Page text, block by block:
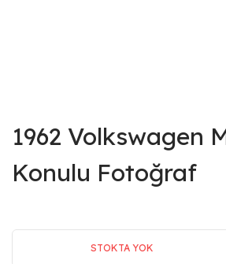
1962 Volkswagen
Konulu Fotoğraf
STOKTA YOK